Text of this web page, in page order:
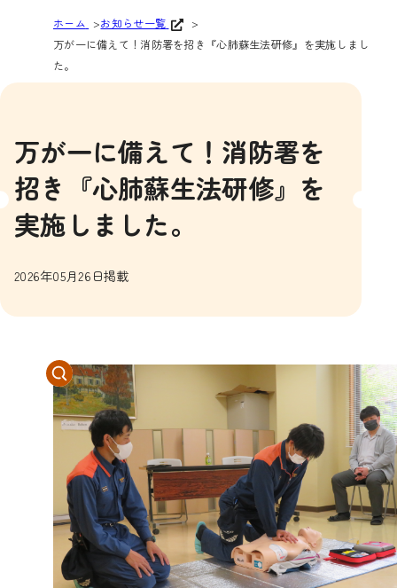
ホーム
お知らせ一覧
万が一に備えて！消防署を招き『心肺蘇生法研修』を実施しまし
た。
万が一に備えて！消防署を
招き『心肺蘇生法研修』を
実施しました。
2026年05月26日掲載